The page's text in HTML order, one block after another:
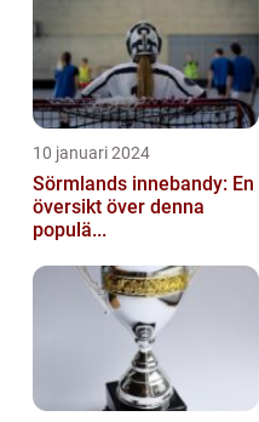
10 januari 2024
Sörmlands innebandy: En
översikt över denna
populä...